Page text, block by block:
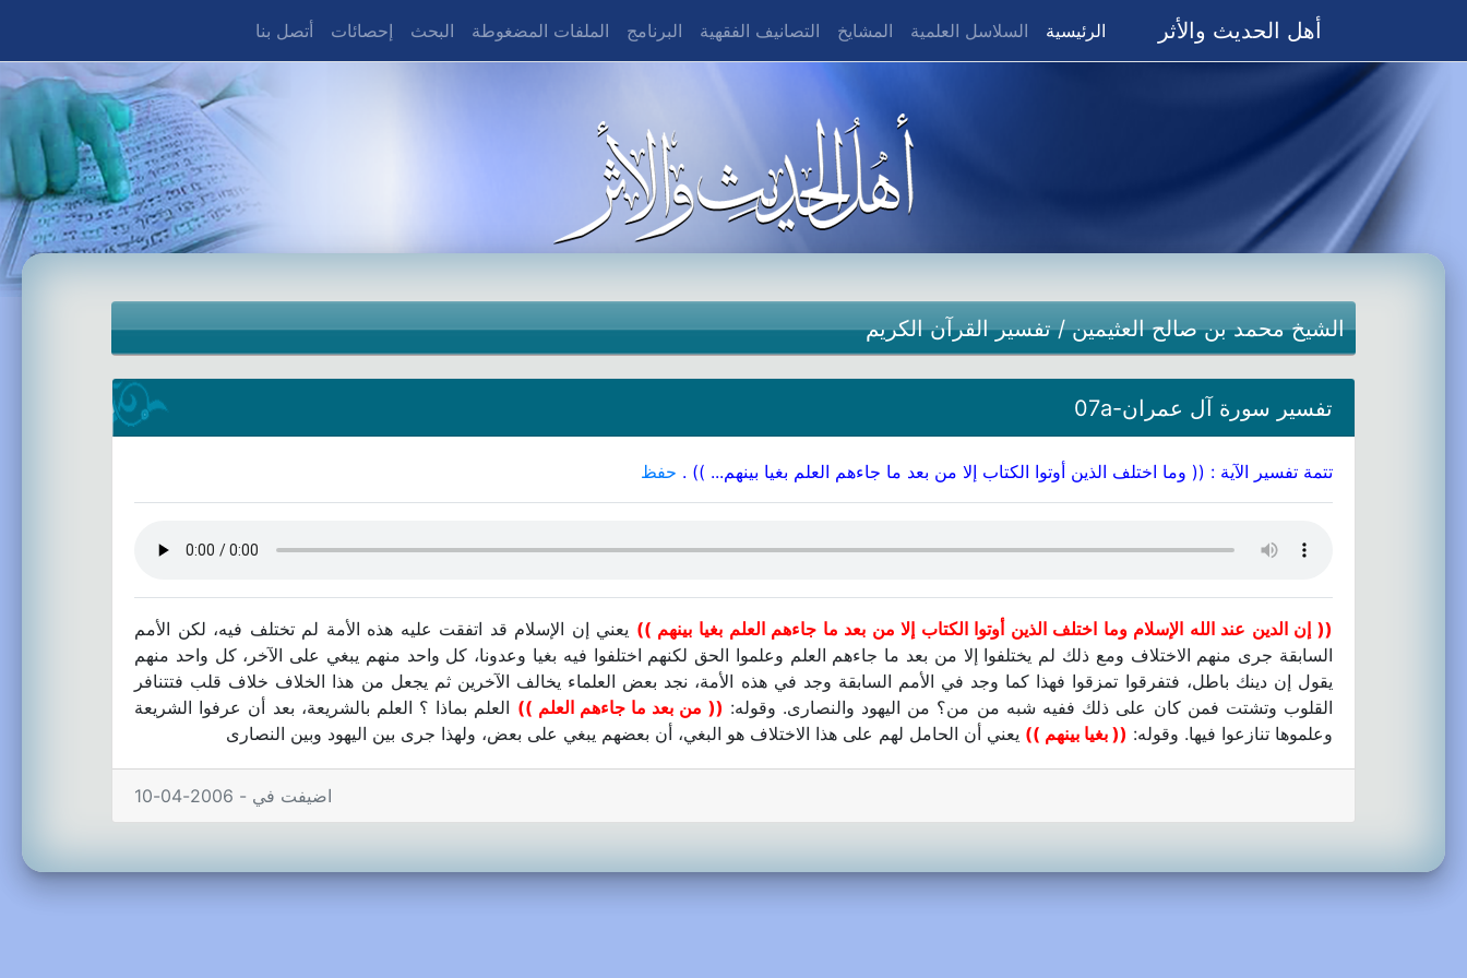
أهل الحديث والأثر الرئيسية السلاسل العلمية المشايخ التصانيف الفقهية البرنامج الملفات المضغوطة البحث إحصائات أتصل بنا
الشيخ محمد بن صالح العثيمين/تفسير القرآن الكريم
تفسير سورة آل عمران-07a
تتمة تفسير الآية : (( وما اختلف الذين أوتوا الكتاب إلا من بعد ما جاءهم العلم بغيا بينهم... )) . حفظ
(( إن الدين عند الله الإسلام وما اختلف الذين أوتوا الكتاب إلا من بعد ما جاءهم العلم بغيا بينهم )) يعني إن الإسلام قد اتفقت عليه هذه الأمة لم تختلف فيه، لكن الأمم
السابقة جرى منهم الاختلاف ومع ذلك لم يختلفوا إلا من بعد ما جاءهم العلم وعلموا الحق لكنهم اختلفوا فيه بغيا وعدونا، كل واحد منهم يبغي على الآخر، كل واحد منهم
يقول إن دينك باطل، فتفرقوا تمزقوا فهذا كما وجد في الأمم السابقة وجد في هذه الأمة، نجد بعض العلماء يخالف الآخرين ثم يجعل من هذا الخلاف خلاف قلب فتتنافر
القلوب وتشتت فمن كان على ذلك ففيه شبه من من؟ من اليهود والنصارى. وقوله: (( من بعد ما جاءهم العلم )) العلم بماذا ؟ العلم بالشريعة، بعد أن عرفوا الشريعة
وعلموها تنازعوا فيها. وقوله: (( بغيا بينهم )) يعني أن الحامل لهم على هذا الاختلاف هو البغي، أن بعضهم يبغي على بعض، ولهذا جرى بين اليهود وبين النصارى
اضيفت في - 2006-04-10